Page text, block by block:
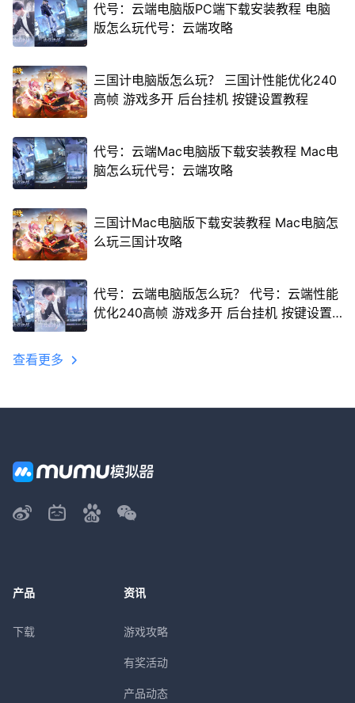
代号：云端电脑版PC端下载安装教程 电脑
版怎么玩代号：云端攻略
三国计电脑版怎么玩？ 三国计性能优化240
高帧 游戏多开 后台挂机 按键设置教程
代号：云端Mac电脑版下载安装教程 Mac电
脑怎么玩代号：云端攻略
三国计Mac电脑版下载安装教程 Mac电脑怎
么玩三国计攻略
代号：云端电脑版怎么玩？ 代号：云端性能
优化240高帧 游戏多开 后台挂机 按键设置
查看更多
产品
下载
资讯
游戏攻略
有奖活动
产品动态